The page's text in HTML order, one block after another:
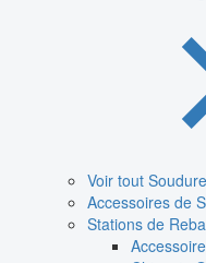
Voir tout
Accessoires de
Stations de